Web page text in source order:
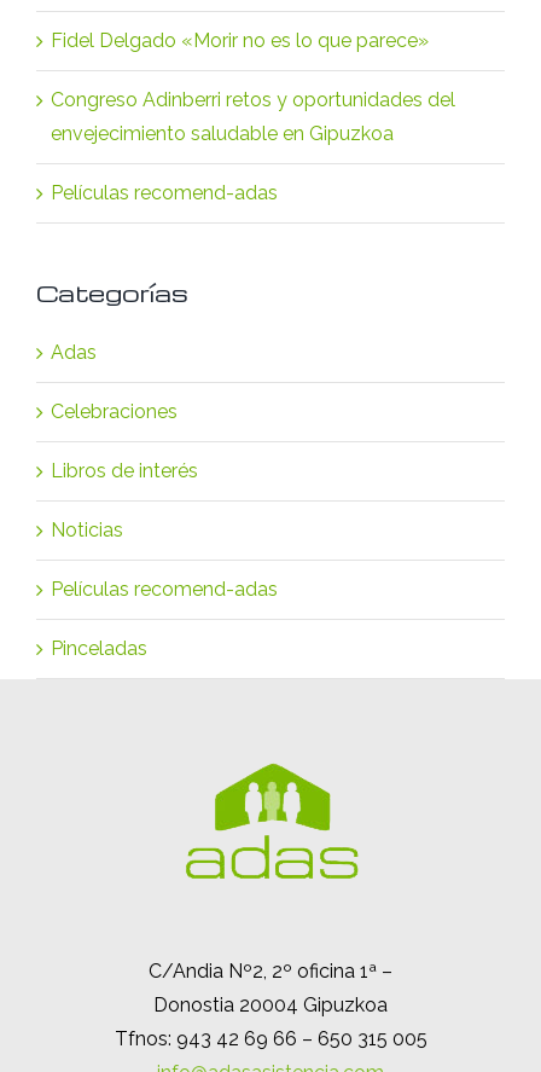
Fidel Delgado «Morir no es lo que parece»
Congreso Adinberri retos y oportunidades del
envejecimiento saludable en Gipuzkoa
Películas recomend-adas
Categorías
Adas
Celebraciones
Libros de interés
Noticias
Películas recomend-adas
Pinceladas
C/Andia Nº2, 2º oficina 1ª –
Donostia 20004 Gipuzkoa
Tfnos: 943 42 69 66 – 650 315 005